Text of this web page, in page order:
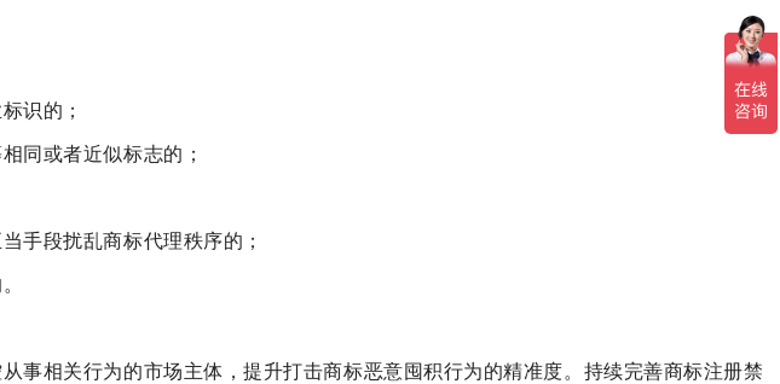
识的；
同或者近似标志的；
手段扰乱商标代理秩序的；
事相关行为的市场主体，提升打击商标恶意囤积行为的精准度。持续完善商标注册禁